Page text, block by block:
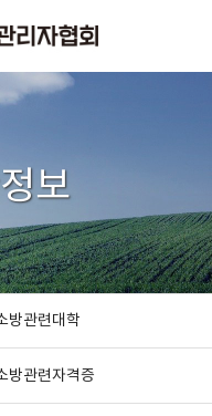
보
방관련대학
방관련자격증